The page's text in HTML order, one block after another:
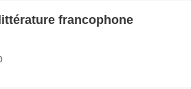
francophone